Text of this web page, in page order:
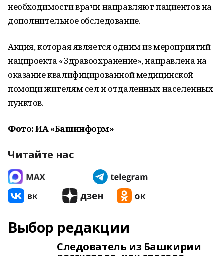
необходимости врачи направляют пациентов на
дополнительное обследование.
Акция, которая является одним из мероприятий
нацпроекта «Здравоохранение», направлена на
оказание квалифицированной медицинской
помощи жителям сел и отдаленных населенных
пунктов.
Фото: ИА «Башинформ»
Читайте нас
Выбор редакции
Следователь из Башкирии